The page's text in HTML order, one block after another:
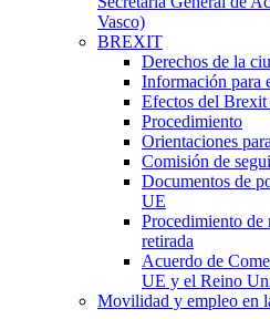
Vasco)
BREXIT
Derechos de la
Información para
Efectos del Brexit
Procedimiento
Orientaciones
Comisión de
Documentos de
UE
Procedimiento
retirada
Acuerdo de
UE y el Reino
Movilidad y empleo en